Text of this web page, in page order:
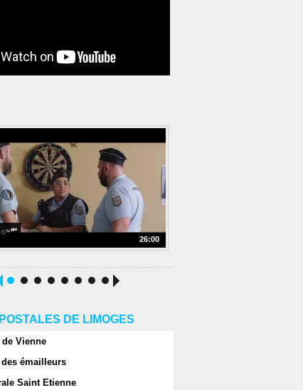
26:00
DE LIMOGES
Vienne
des émailleurs
Saint Etienne